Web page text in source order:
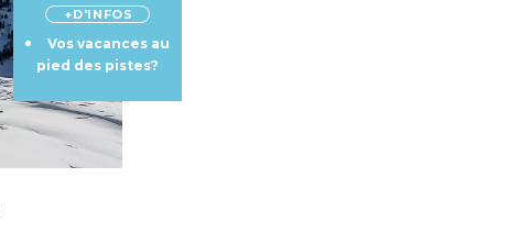
+D'INFOS
Vos vacances au
pied des pistes?